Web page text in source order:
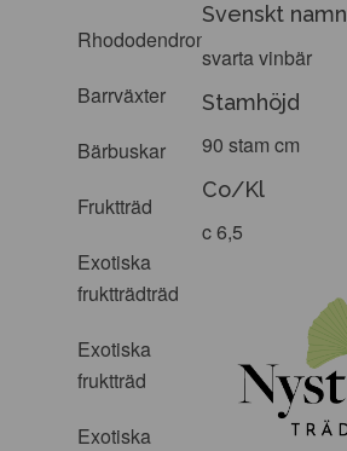
Rhododendron
Barrväxter
Bärbuskar
Fruktträd
Exotiska
fruktträdträd
Exotiska
fruktträd
Exotiska
Svenskt namn
svarta vinbär
Stamhöjd
90 stam cm
Co/Kl
c 6,5